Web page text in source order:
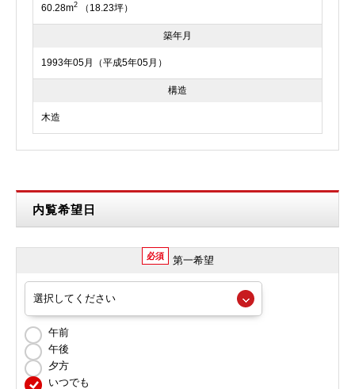
60.28m2 （18.23坪）
築年月
1993年05月（平成5年05月）
構造
木造
内覧希望日
必須 第一希望
午前
午後
夕方
いつでも